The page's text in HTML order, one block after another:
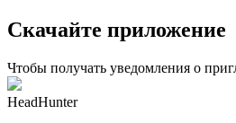
Скачайте приложение
Чтобы получать уведомления о
HeadHunter